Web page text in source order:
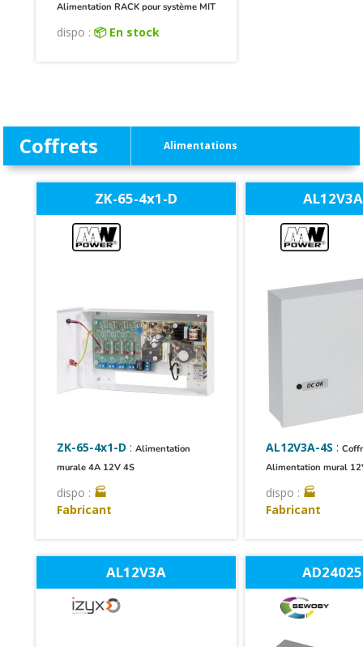
Alimentation RACK pour système MIT
dispo : 📦 En stock
Coffrets Alimentations
ZK-65-4x1-D
ZK-65-4x1-D :Alimentation
murale 4A 12V 4S
dispo : 🏭
Fabricant
AL12V3A-4S :
Alimentation mural
dispo : 🏭
Fabricant
AL12V3A